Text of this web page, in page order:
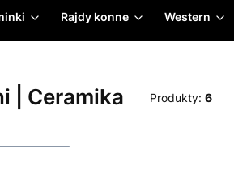
Rajdy konne Western
| Ceramika Produkty: 6